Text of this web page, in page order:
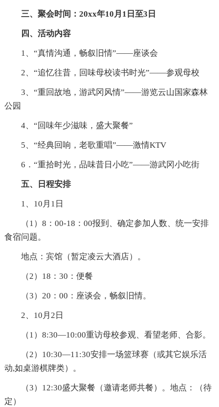
三、聚会时间：20xx年10月1日至3日
四、活动内容
1、“真情沟通，畅叙旧情”——座谈会
2、“追忆往昔，回味母校读书时光”——参观母校
3、“重回故地，游武冈风情”——游览云山国家森林
公园
4、“回味年少滋味，盛大聚餐”
5、“经典回响，老歌重唱”——激情KTV
6．“重拾时光，品味昔日小吃”——游武冈小吃街
五、日程安排
1、10月1日
（1）8：00-18：00报到、确定参加人数、统一安排
食宿问题。
地点：宾馆（暂定凌云大酒店）。
（2）18：30：便餐
（3）20：00：座谈会，畅叙旧情。
2、10月2日
（1）8:30—10:00重访母校参观、看望老师、合影。
（2）10:30—11:30安排一场篮球赛（或其它娱乐活
动,如桌游棋牌类）。
（3）12:30盛大聚餐（邀请老师共餐）。地点：（待
定）